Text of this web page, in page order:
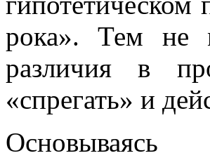
рока». Тем не
различия в
«спрегать» и